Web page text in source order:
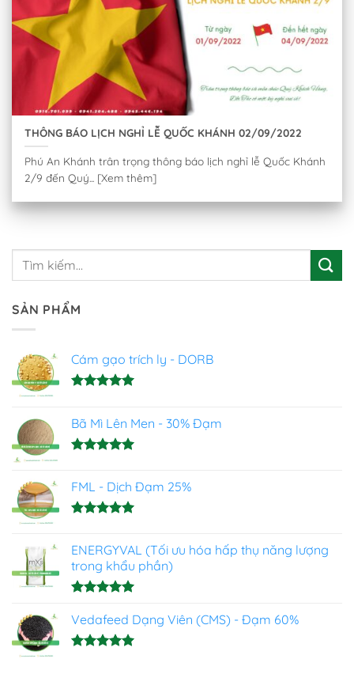
THÔNG BÁO LỊCH NGHỈ LỄ QUỐC KHÁNH 02/09/2022
Phú An Khánh trân trọng thông báo lịch nghỉ lễ Quốc Khánh
2/9 đến Quý... [Xem thêm]
SẢN PHẨM
Cám gạo trích ly - DORB
5 sao
Bã Mì Lên Men - 30% Đạm
5 sao
FML - Dịch Đạm 25%
5 sao
ENERGYVAL (Tối ưu hóa hấp thụ năng lượng
trong khẩu phần)
hạng5.00
Vedafeed Dạng Viên (CMS) - Đạm 60%